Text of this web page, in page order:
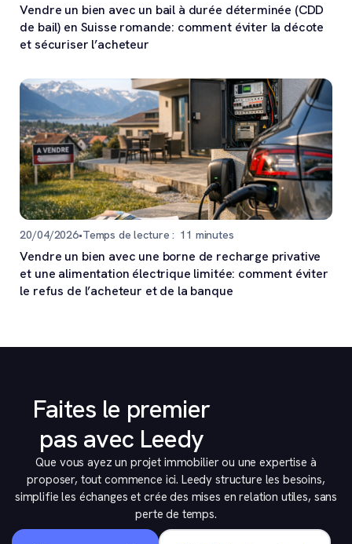
Vendre un bien avec un bail à durée déterminée (CDD
de bail) en Suisse romande: comment éviter la décote
et sécuriser l’acheteur
20/04/2026•Temps de lecture : 11 minutes
Vendre un bien avec une borne de recharge privative
et une alimentation électrique limitée: comment éviter
le refus de l’acheteur et de la banque
Faites le premier
pas avec Leedy
Que vous ayez un projet immobilier ou une expertise à
proposer, tout commence ici. Leedy structure les besoins,
simplifie les échanges et crée des mises en relation utiles, sans
perte de temps.